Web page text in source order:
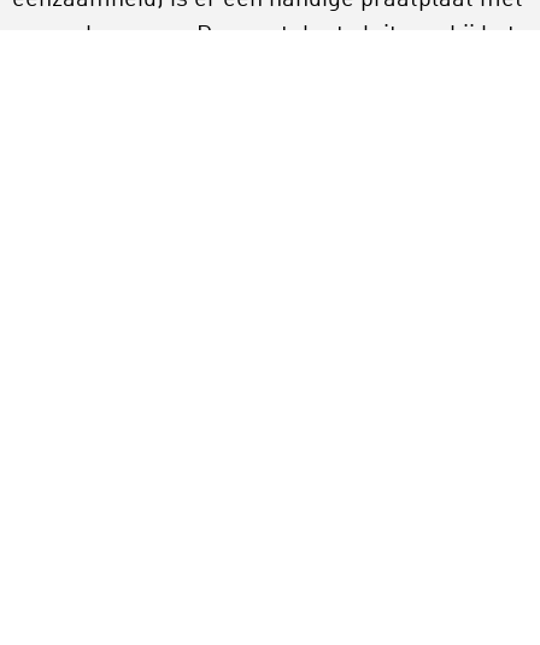
gesprekscanvas. De praatplaat sluit aan bij het